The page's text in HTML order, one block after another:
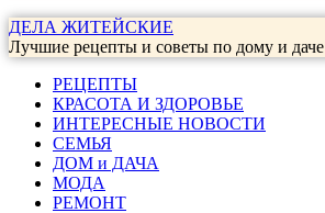
ДЕЛА ЖИТЕЙСКИЕ
Лучшие рецепты и советы по дому и даче
РЕЦЕПТЫ
КРАСОТА И ЗДОРОВЬЕ
ИНТЕРЕСНЫЕ НОВОСТИ
СЕМЬЯ
ДОМ и ДАЧА
МОДА
РЕМОНТ